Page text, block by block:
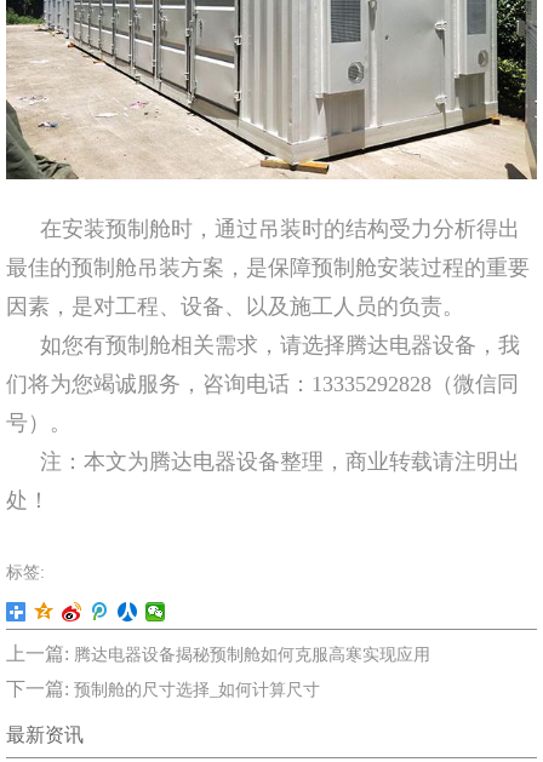
在安装预制舱时，通过吊装时的结构受力分析得出
最佳的预制舱吊装方案，是保障预制舱安装过程的重要
因素，是对工程、设备、以及施工人员的负责。
如您有预制舱相关需求，请选择腾达电器设备，我
们将为您竭诚服务，咨询电话：13335292828（微信同
号）。
注：本文为腾达电器设备整理，商业转载请注明出
处！
标签:
上一篇: 腾达电器设备揭秘预制舱如何克服高寒实现应用
下一篇: 预制舱的尺寸选择_如何计算尺寸
最新资讯